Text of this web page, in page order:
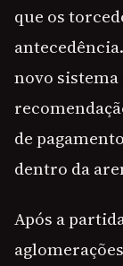
que os
novo
de
dentro da
Após a